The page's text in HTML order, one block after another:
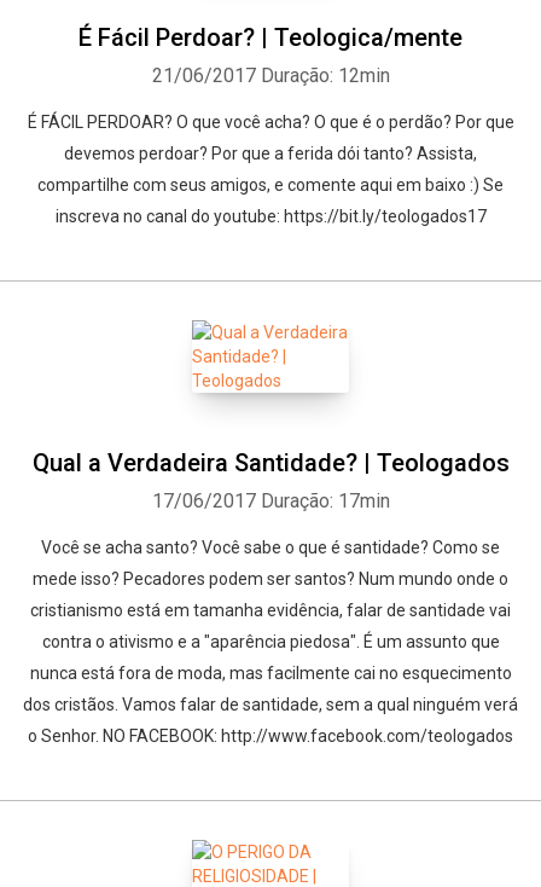
É Fácil Perdoar? | Teologica/mente
21/06/2017 Duração: 12min
É FÁCIL PERDOAR? O que você acha? O que é o perdão? Por que
devemos perdoar? Por que a ferida dói tanto? Assista,
compartilhe com seus amigos, e comente aqui em baixo :) Se
inscreva no canal do youtube: https://bit.ly/teologados17
Qual a Verdadeira Santidade? | Teologados
17/06/2017 Duração: 17min
Você se acha santo? Você sabe o que é santidade? Como se
mede isso? Pecadores podem ser santos? Num mundo onde o
cristianismo está em tamanha evidência, falar de santidade vai
contra o ativismo e a "aparência piedosa". É um assunto que
nunca está fora de moda, mas facilmente cai no esquecimento
dos cristãos. Vamos falar de santidade, sem a qual ninguém verá
o Senhor. NO FACEBOOK: http://www.facebook.com/teologados